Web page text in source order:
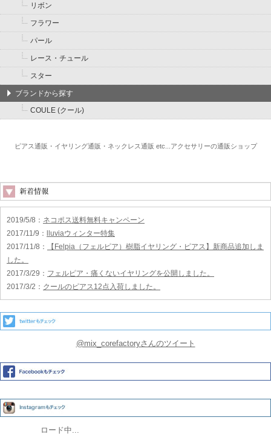
リボン
フラワー
パール
レース・チュール
スター
ブランドから探す
COULE (クール)
ピアス通販・イヤリング通販・ネックレス通販 etc...アクセサリーの通販ショップ
2019/5/8 ： ネコポス送料無料キャンペーン
2017/11/9 ： lluviaウィンター特集
2017/11/8 ：
【Felpia（フェルピア）樹脂イヤリング・ピアス】新商品追加しま
した。
2017/3/29 ： フェルピア・痛くないイヤリングを公開しました。
2017/3/2 ： クールのピアス12点入荷しました。
@mix_corefactoryさんのツイート
ロード中...